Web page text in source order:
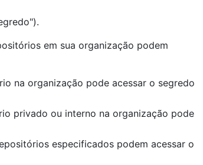
em sua organização podem
na organização pode acessar o segredo
privado ou interno na organização pode
especificados podem acessar o